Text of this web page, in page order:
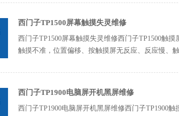
西门子TP1500屏幕触摸失灵维修
西门子TP1500屏幕触摸失灵维修西门子TP1500触
触摸不准，位置偏移、按触摸屏无反应、反应慢、
西门子TP1900电脑屏开机黑屏维修
西门子TP1900电脑屏开机黑屏维修西门子TP1900